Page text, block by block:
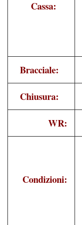
Cassa:
Bracciale:
Chiusura:
WR:
Condizioni: